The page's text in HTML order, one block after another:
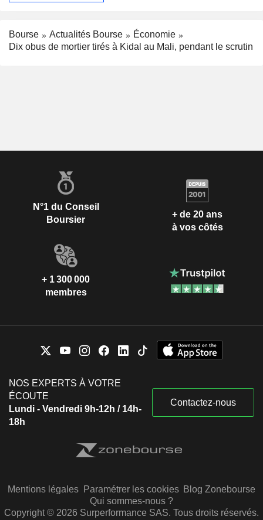
Bourse Actualités Bourse
Économie
Dix obus de mortier tirés à Kidal au Mali, pendant le scrutin
N°1 du Conseil
Boursier
+ de 20 ans
à vos côtés
+ 1 300 000
membres
NOS EXPERTS À VOTRE
ÉCOUTE
Lundi - Vendredi 9h-12h / 14h-
18h
Contactez-nous
Mentions légales Paramétrer les cookies Blog Zonebourse
Qui sommes-nous ?
Copyright © 2026 Surperformance SAS. Tous droits réservés.